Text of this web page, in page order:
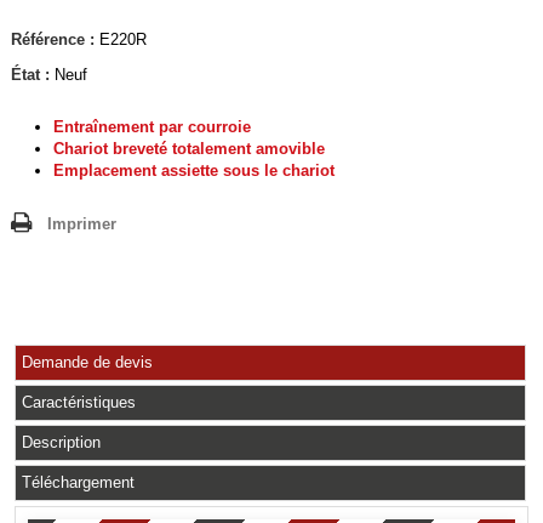
Référence : E220R
État : Neuf
Entraînement par courroie
Chariot breveté totalement amovible
Emplacement assiette sous le chariot
Imprimer
Demande de devis
Caractéristiques
Description
Téléchargement